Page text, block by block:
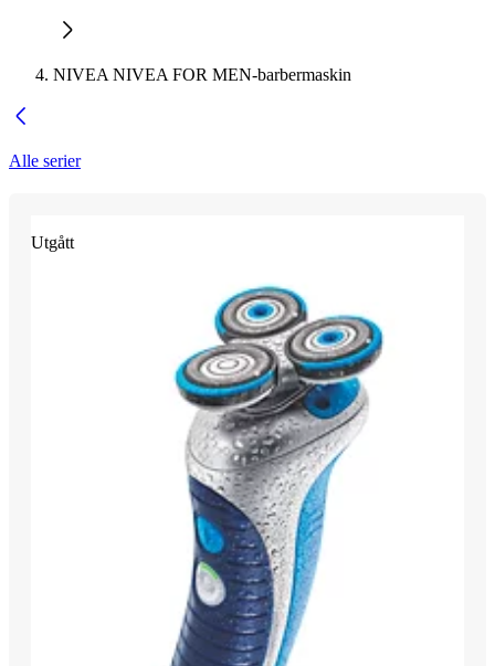
NIVEA NIVEA FOR MEN-barbermaskin
Alle serier
Utgått